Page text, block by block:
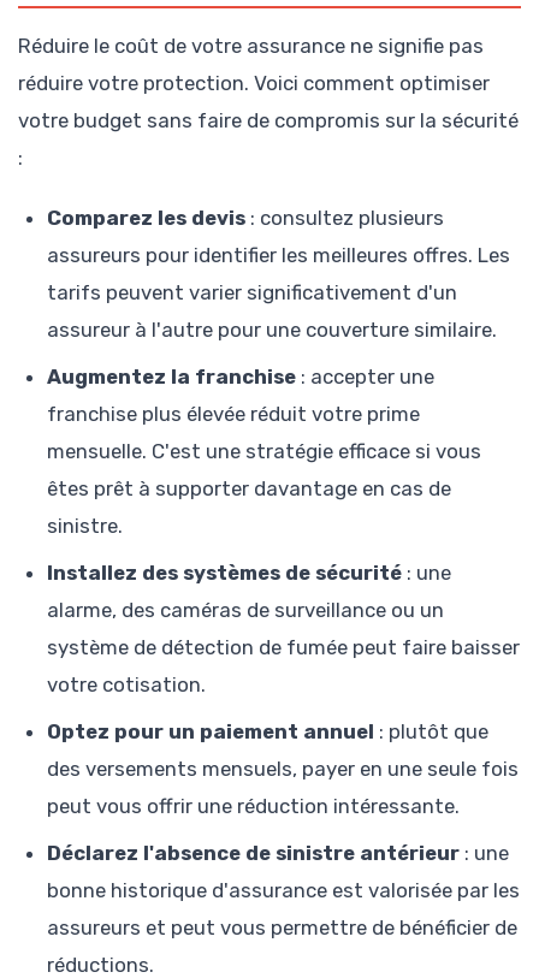
Réduire le coût de votre assurance ne signifie pas
réduire votre protection. Voici comment optimiser
votre budget sans faire de compromis sur la sécurité
:
Comparez les devis : consultez plusieurs
assureurs pour identifier les meilleures offres. Les
tarifs peuvent varier significativement d'un
assureur à l'autre pour une couverture similaire.
Augmentez la franchise : accepter une
franchise plus élevée réduit votre prime
mensuelle. C'est une stratégie efficace si vous
êtes prêt à supporter davantage en cas de
sinistre.
Installez des systèmes de sécurité : une
alarme, des caméras de surveillance ou un
système de détection de fumée peut faire baisser
votre cotisation.
Optez pour un paiement annuel : plutôt que
des versements mensuels, payer en une seule fois
peut vous offrir une réduction intéressante.
Déclarez l'absence de sinistre antérieur : une
bonne historique d'assurance est valorisée par les
assureurs et peut vous permettre de bénéficier de
réductions.